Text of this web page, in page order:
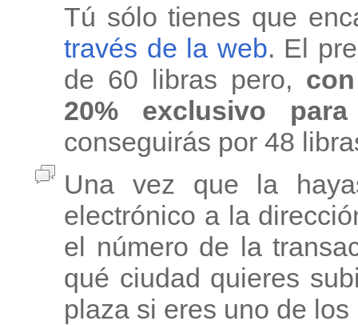
Tú sólo tienes que
través de la web. El
de 60 libras pero,
20% exclusivo
conseguirás por 48
Una vez que la
electrónico a la
el número de la
qué ciudad quieres
plaza si eres uno de